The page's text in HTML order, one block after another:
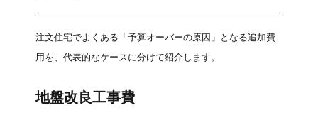
注文住宅でよくある「予算オーバーの原因」となる追加費
用を、代表的なケースに分けて紹介します。
地盤改良工事費